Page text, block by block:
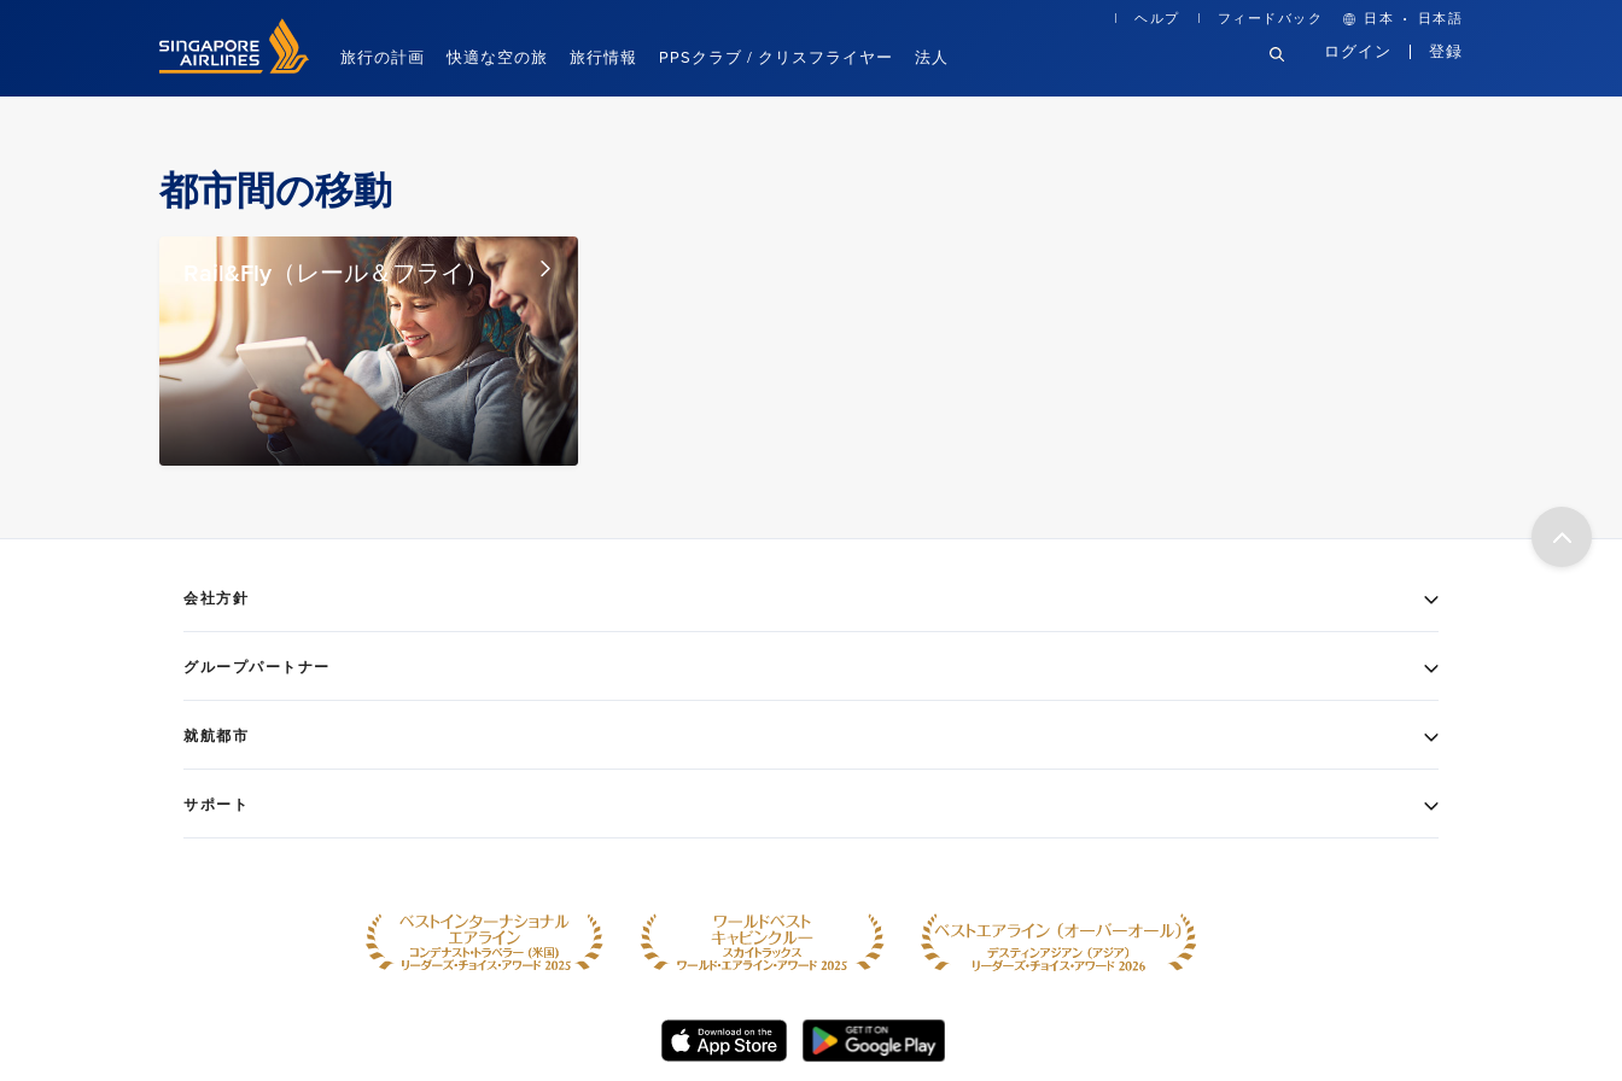
Singapore Airlines Home
旅行の計画 快適な空の旅 旅行情報 PPSクラブ / クリスフライヤー 法人
ヘルプ フィードバック 日本 · 日本語
ログイン 登録
都市間の移動
Rail&Fly（レール＆フライ）